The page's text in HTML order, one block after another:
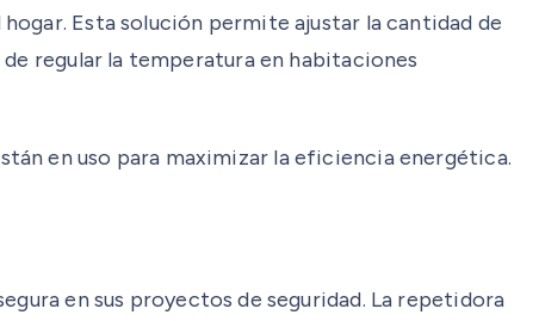
Esta solución permite ajustar la cantidad de
regular la temperatura en habitaciones
en uso para maximizar la eficiencia energética.
en sus proyectos de seguridad. La repetidora